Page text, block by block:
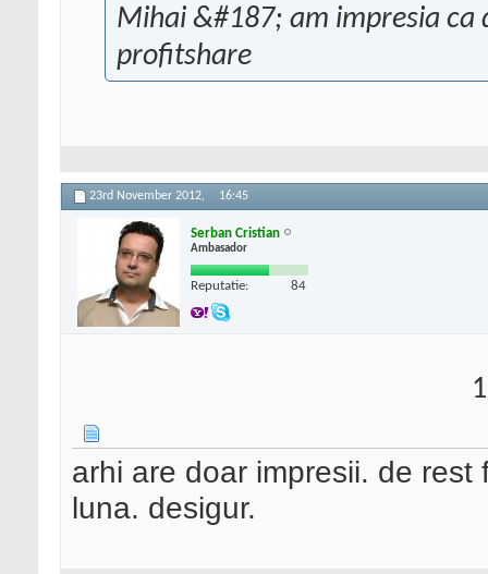
Mihai &#187; am impresia ca
profitshare
23rd November 2012, 16:45
Serban Cristian
Ambasador
Reputatie: 84
arhi are doar impresii. de
luna. desigur.